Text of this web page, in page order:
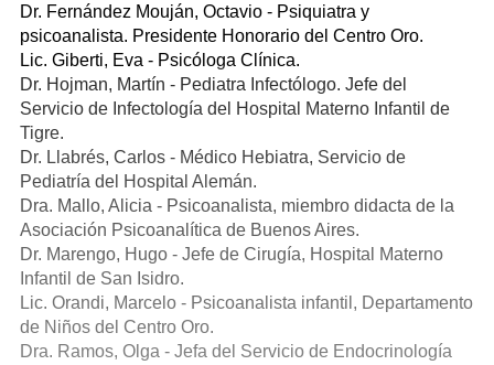
Dr. Fernández Mouján, Octavio - Psiquiatra y
psicoanalista. Presidente Honorario del Centro Oro.
Lic. Giberti, Eva - Psicóloga Clínica.
Dr. Hojman, Martín - Pediatra Infectólogo. Jefe del
Servicio de Infectología del Hospital Materno Infantil de
Tigre.
Dr. Llabrés, Carlos - Médico Hebiatra, Servicio de
Pediatría del Hospital Alemán.
Dra. Mallo, Alicia - Psicoanalista, miembro didacta de la
Asociación Psicoanalítica de Buenos Aires.
Dr. Marengo, Hugo - Jefe de Cirugía, Hospital Materno
Infantil de San Isidro.
Lic. Orandi, Marcelo - Psicoanalista infantil, Departamento
de Niños del Centro Oro.
Dra. Ramos, Olga - Jefa del Servicio de Endocrinología